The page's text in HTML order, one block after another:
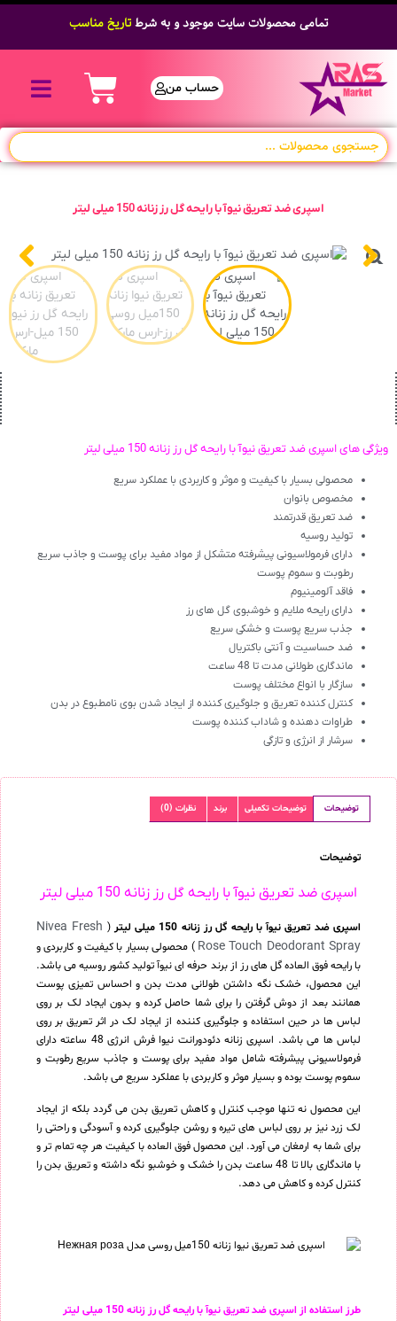
تمامی محصولات سایت موجود و به شرطتاریخ مناسب
حساب من
اسپری ضد تعریق نیوآ با رایحه گل رز زنانه 150 میلی لیتر
ویژگی های اسپری ضد تعریق نیوآ با رایحه گل رز زنانه 150 میلی لیتر
محصولی بسیار با کیفیت و موثر و کاربردی با عملکرد سریع
مخصوص بانوان
ضد تعریق قدرتمند
تولید روسیه
دارای فرمولاسیونی پیشرفته متشکل از مواد مفید برای پوست و جاذب سریع
رطوبت و سموم پوست
فاقد آلومینیوم
دارای رایحه ملایم و خوشبوی گل های رز
جذب سریع پوست و خشکی سریع
ضد حساسیت و آنتی باکتریال
ماندگاری طولانی مدت تا 48 ساعت
سازگار با انواع مختلف پوست
کنترل کننده تعریق و جلوگیری کننده از ایجاد شدن بوی نامطبوع در بدن
طراوات دهنده و شاداب کننده پوست
سرشار از انرژی و تازگی
توضیحات توضیحات تکمیلی برند نظرات (0)
توضیحات
اسپری ضد تعریق نیوآ با رایحه گل رز زنانه 150 میلی لیتر
اسپری ضد تعریق نیوآ با رایحه گل رز زنانه 150 میلی لیتر (
Nivea Fresh
Rose Touch Deodorant Spray ) محصولی بسیار با کیفیت و کاربردی و
با رایحه فوق العاده گل های رز از برند حرفه ای نیوآ تولید کشور روسیه می باشد.
این محصول، خشک نگه داشتن طولانی مدت بدن و احساس تمیزی پوست
همانند بعد از دوش گرفتن را برای شما حاصل کرده و بدون ایجاد لک بر روی
لباس ها در حین استفاده و جلوگیری کننده از ایجاد لک در اثر تعریق بر روی
لباس ها می باشد. اسپری زنانه دئودورانت نیوا فرش انرژی 48 ساعته دارای
فرمولاسیونی پیشرفته شامل مواد مفید برای پوست و جاذب سریع رطوبت و
سموم پوست بوده و بسیار موثر و کاربردی با عملکرد سریع می باشد.
این محصول نه تنها موجب کنترل و کاهش تعریق بدن می گردد بلکه از ایجاد
لک زرد نیز بر روی لباس های تیره و روشن جلوگیری کرده و آسودگی و راحتی را
برای شما به ارمغان می آورد. این محصول فوق العاده با کیفیت هر چه تمام تر و
با ماندگاری بالا تا 48 ساعت بدن را خشک و خوشبو نگه داشته و تعریق بدن را
کنترل کرده و کاهش می دهد.
طرز استفاده از اسپری ضد تعریق نیوآ با رایحه گل رز زنانه 150 میلی لیتر